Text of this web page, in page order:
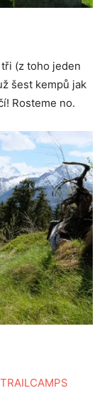
(z toho jeden
šest kempů jak
Rosteme no.
TRAILCAMPS